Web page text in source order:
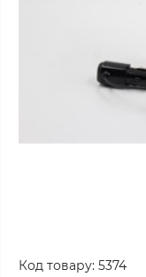
Код товару: 5374